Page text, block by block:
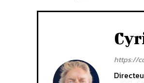
https://